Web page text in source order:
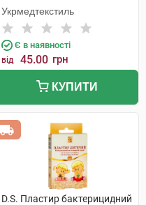
Укрмедтекстиль
Є в наявності
від 45.00 грн
КУПИТИ
D.S. Пластир бактерицидний